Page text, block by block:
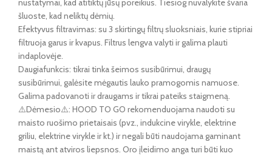
nustatymai, kad atitiktų jūsų poreikius. Tiesiog nuvalykite švaria
šluoste, kad neliktų dėmių.
Efektyvus filtravimas: su 3 skirtingų filtrų sluoksniais, kurie stipriai
filtruoja garus ir kvapus. Filtrus lengva valyti ir galima plauti
indaplovėje.
Daugiafunkcis: tikrai tinka šeimos susibūrimui, draugų
susibūrimui, galėsite mėgautis lauko pramogomis namuose.
Galima padovanoti ir draugams ir tikrai pateiks staigmeną.
⚠️Dėmesio⚠️: HOOD TO GO rekomenduojama naudoti su
maisto ruošimo prietaisais (pvz., indukcine virykle, elektrine
griliu, elektrine virykle ir kt.) ir negali būti naudojama gaminant
maistą ant atviros liepsnos. Oro įleidimo anga turi būti kuo